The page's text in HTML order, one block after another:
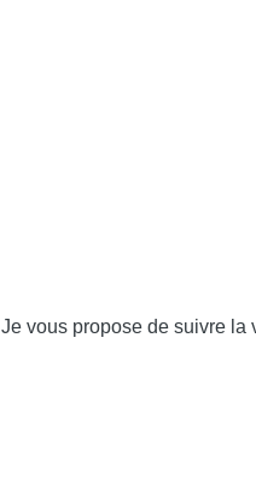
Je vous propose de suivre la